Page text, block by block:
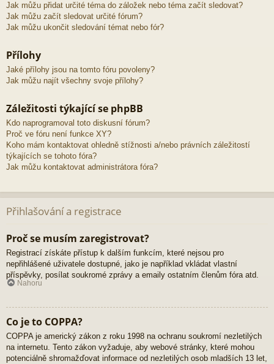
Jak můžu přidat určité téma do záložek nebo téma začít sledovat?
Jak můžu začít sledovat určité fórum?
Jak můžu ukončit sledování témat nebo fór?
Přílohy
Jaké přílohy jsou na tomto fóru povoleny?
Jak můžu najít všechny svoje přílohy?
Záležitosti týkající se phpBB
Kdo naprogramoval toto diskusní fórum?
Proč ve fóru není funkce XY?
Koho mám kontaktovat ohledně stížnosti a/nebo právních záležitostí
týkajících se tohoto fóra?
Jak můžu kontaktovat administrátora fóra?
Přihlašování a registrace
Proč se musím zaregistrovat?
Registrací získáte přístup k dalším funkcím, které nejsou pro
nepřihlášené uživatele dostupné, jako je například vkládat vlastní
příspěvky, posílat soukromé zprávy a emaily ostatním členům fóra atd.
Nahoru
Co je to COPPA?
COPPA je americký zákon z roku 1998 na ochranu soukromí nezletilých
na internetu. Tento zákon vyžaduje, aby webové stránky, které mohou
potenciálně shromažďovat informace od nezletilých osob mladších 13 let,